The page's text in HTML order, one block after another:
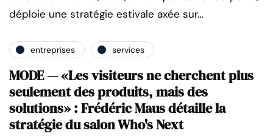
déploie une stratégie estivale axée sur…
entreprises services
MODE — «Les visiteurs ne cherchent plus
seulement des produits, mais des
solutions» : Frédéric Maus détaille la
stratégie du salon Who's Next